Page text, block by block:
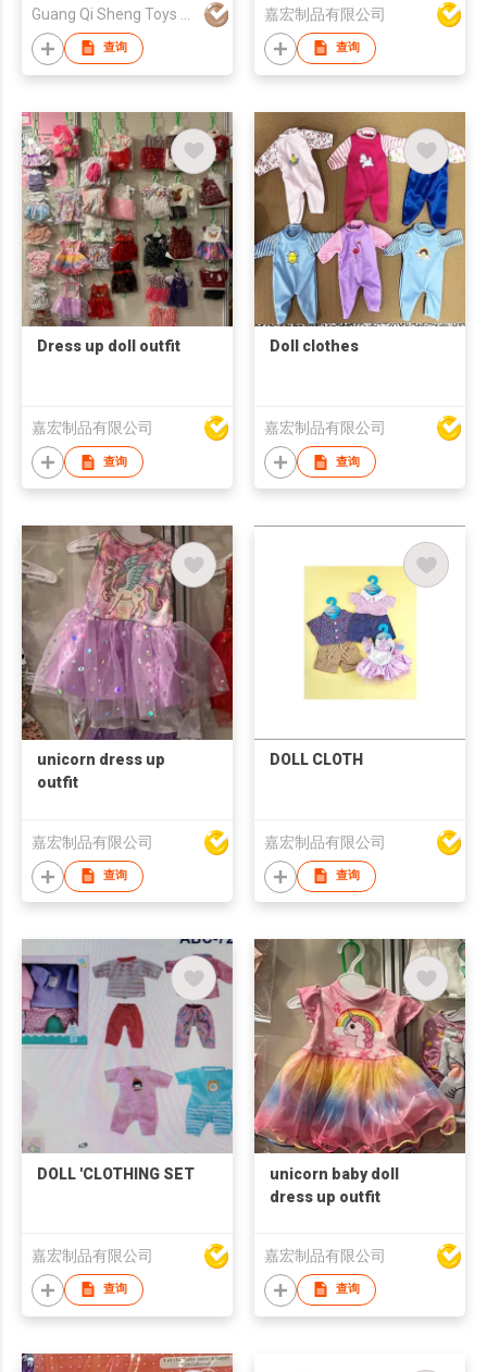
查询
嘉宏制品有限公司
查询
Dress up doll outfit
嘉宏制品有限公司
查询
Doll clothes
嘉宏制品有限公司
查询
unicorn dress up
outfit
嘉宏制品有限公司
查询
DOLL CLOTH
嘉宏制品有限公司
查询
DOLL 'CLOTHING SET
嘉宏制品有限公司
查询
unicorn baby doll
dress up outfit
嘉宏制品有限公司
查询